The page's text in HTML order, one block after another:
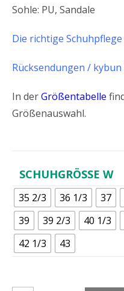
Sohle: PU, Sandale
Die richtige
Rücksendungen /
In derGrößentabelle
Größenauswahl.
SCHUHGRÖSSE W
35 2/3 36 1/3 37
39
39 2/3 40 1/3
42 1/3
43